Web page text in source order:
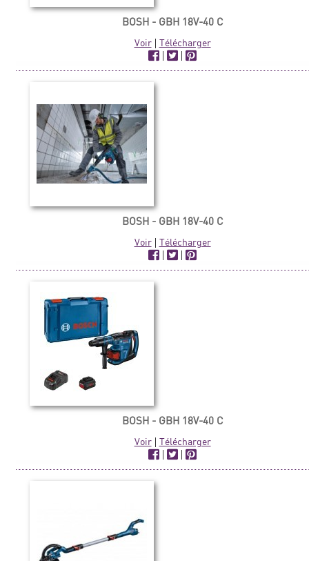
BOSH - GBH 18V-40 C
Voir| Télécharger
|
|
BOSH - GBH 18V-40 C
Voir| Télécharger
|
|
BOSH - GBH 18V-40 C
Voir| Télécharger
|
|